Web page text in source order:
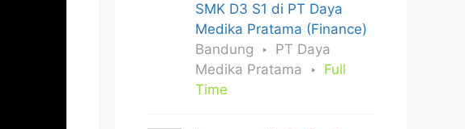
SMK D3 S1 di PT Daya
Medika Pratama (Finance)
Bandung
PT Daya
Medika Pratama
Full
Time